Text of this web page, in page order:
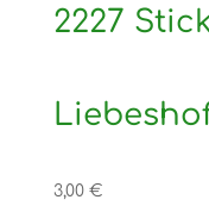
2227
3,00 €